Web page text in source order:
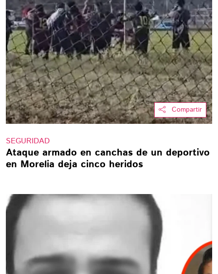
Compartir
SEGURIDAD
Ataque armado en canchas de un deportivo
en Morelia deja cinco heridos